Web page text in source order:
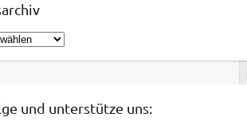
und unterstütze uns: